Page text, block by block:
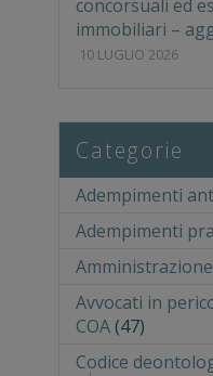
concorsuali ed
immobiliari –
10 LUGLIO 2026
Categorie
Adempimenti
Adempimenti
Avvocati in
COA(47)
Codice